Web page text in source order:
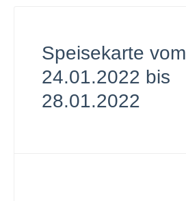
Speisekarte vom
24.01.2022 bis
28.01.2022